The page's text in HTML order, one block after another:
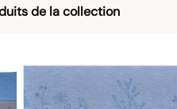
de la collection